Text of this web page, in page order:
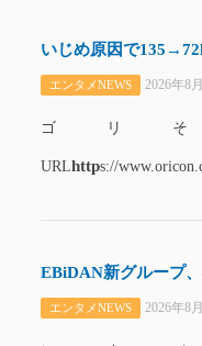
いじめ原因で
エンタメNEWS 2026年8
ゴリ
URLhttps://
EBiDAN新グループ
エンタメNEWS 2026年8